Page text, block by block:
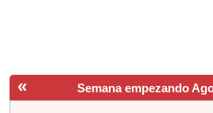
« Semana empezando